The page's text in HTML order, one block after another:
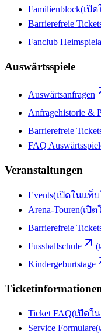
Familienblock(เปิ
Barrierefreie
Fanclub
Auswärtsspiele
Auswärtsanfragen
Anfragehistorie &
Barrierefreie
FAQ
Veranstaltungen
Events(เปิดในแท็
Arena-Touren(เปิ
Barrierefreie
Fussballschule
(
Kindergeburtstage
Ticket FAQ(เปิดใ
Service Formulare(